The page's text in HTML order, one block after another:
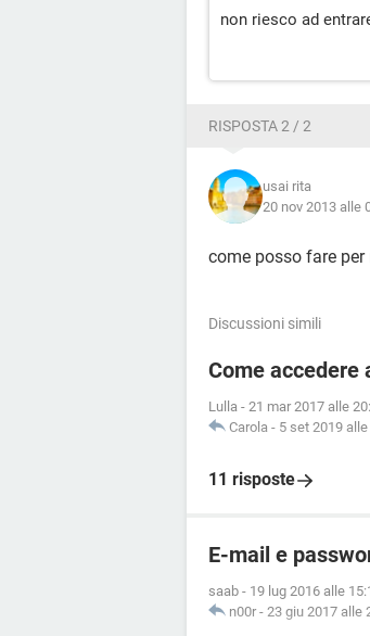
non riesco ad
RISPOSTA 2 / 2
usai rita
20 nov 2013 alle
come posso fare
Discussioni simili
Come accedere
Lulla - 21 mar 2017 alle
Carola - 5 set 2019
11 risposte
E-mail e
saab - 19 lug 2016 alle
n00r - 23 giu 2017 alle